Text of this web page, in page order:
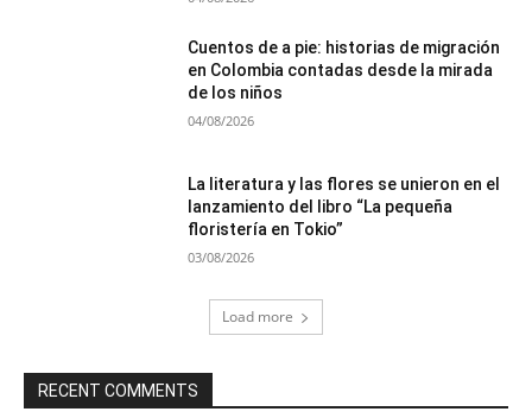
Cuentos de a pie: historias de migración
en Colombia contadas desde la mirada
de los niños
04/08/2026
La literatura y las flores se unieron en el
lanzamiento del libro “La pequeña
floristería en Tokio”
03/08/2026
Load more
RECENT COMMENTS